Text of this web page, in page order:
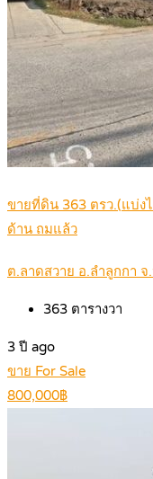
ขายที่ดิน 363 ตรว.(แบ่ง
ด้าน ถมแล้ว
ต.ลาดสวาย อ.ลำลูกกา
363 ตารางวา
3 ปี ago
ขาย For Sale
800,000฿